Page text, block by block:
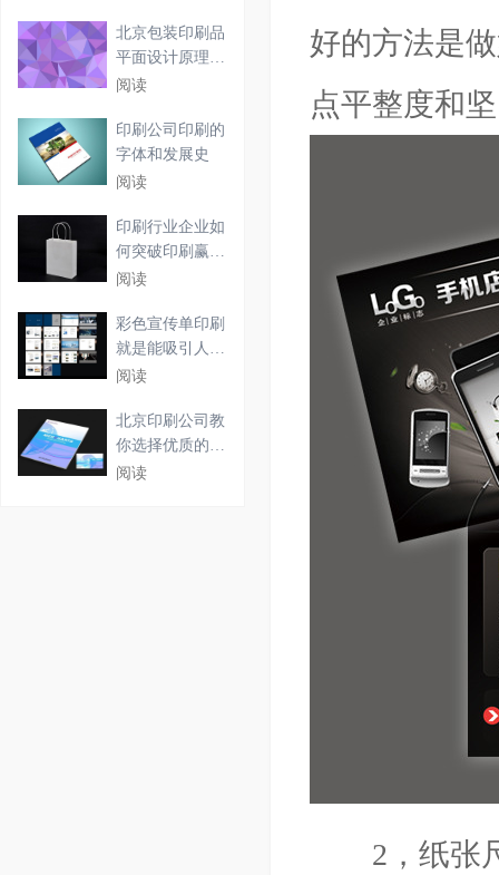
好的方法是
点平整度和
2，纸张尺
北京包装印刷品
平面设计原理及
要点
阅读
印刷公司印刷的
字体和发展史
阅读
印刷行业企业如
何突破印刷赢利
困境
阅读
彩色宣传单印刷
就是能吸引人的
眼光
阅读
北京印刷公司教
你选择优质的台
历印
阅读